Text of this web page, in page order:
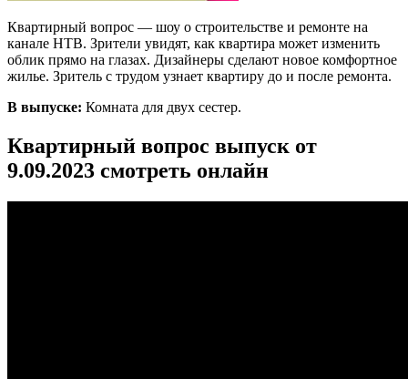
Квартирный вопрос — шоу о строительстве и ремонте на
канале НТВ. Зрители увидят, как квартира может изменить
облик прямо на глазах. Дизайнеры сделают новое комфортное
жилье. Зритель с трудом узнает квартиру до и после ремонта.
В выпуске: Комната для двух сестер.
Квартирный вопрос выпуск от
9.09.2023 смотреть онлайн